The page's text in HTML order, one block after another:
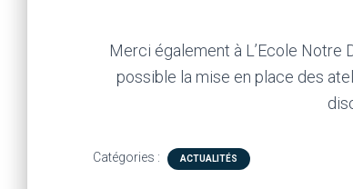
Merci également à L’Ecole Notre
possible la mise en place des
Catégories : ACTUALITÉS